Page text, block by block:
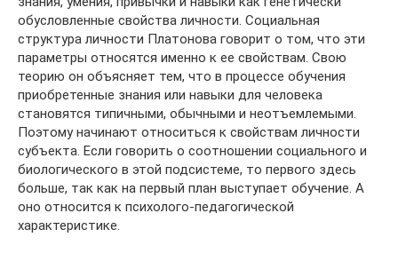
обусловленные свойства личности. Социальная
структура личности Платонова говорит о том, что эти
параметры относятся именно к ее свойствам. Свою
теорию он объясняет тем, что в процессе обучения
приобретенные знания или навыки для человека
становятся типичными, обычными и неотъемлемыми.
Поэтому начинают относиться к свойствам личности
субъекта. Если говорить о соотношении социального и
биологического в этой подсистеме, то первого здесь
больше, так как на первый план выступает обучение. А
оно относится к психолого-педагогической
характеристике.